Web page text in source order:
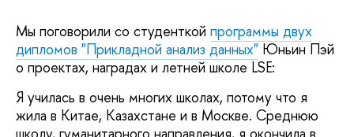
Мы поговорили со студенткой программы двух
дипломов "Прикладной анализ данных" Юньин Пэй
о проектах, наградах и летней школе LSE:
Я училась в очень многих школах, потому что я
жила в Китае, Казахстане и в Москве. Среднюю